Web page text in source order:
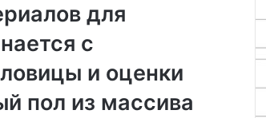
для
с
и оценки
пол из массива